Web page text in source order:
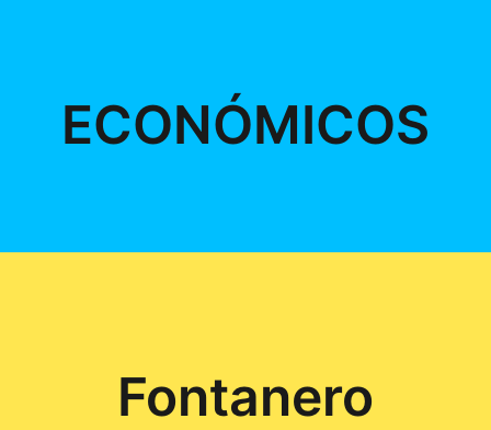
ECONÓMICOS
Fontanero